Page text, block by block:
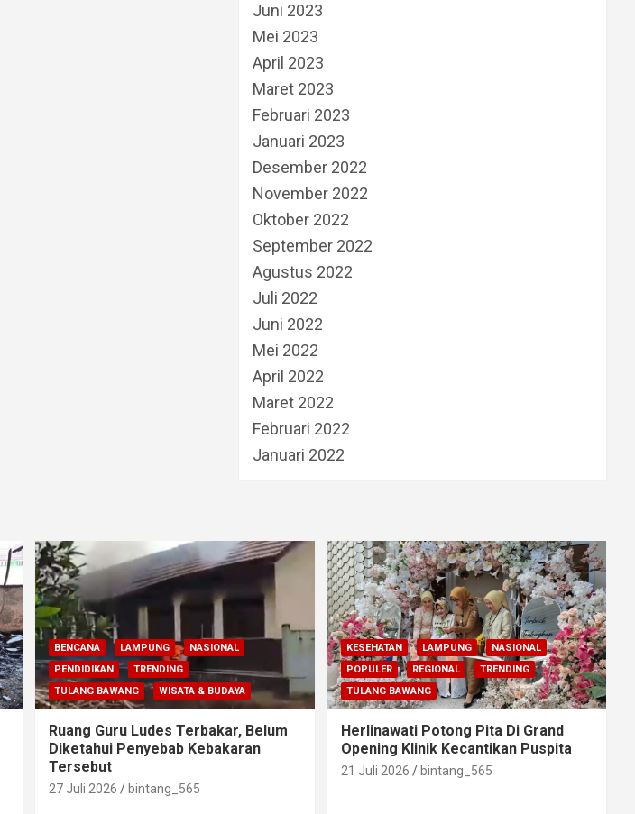
Juni 2023
Mei 2023
April 2023
Maret 2023
Februari 2023
Januari 2023
Desember 2022
November 2022
Oktober 2022
September 2022
Agustus 2022
Juli 2022
Juni 2022
Mei 2022
April 2022
Maret 2022
Februari 2022
Januari 2022
BENCANA LAMPUNG
NASIONAL
PENDIDIKAN
TRENDING
TULANG BAWANG
WISATA & BUDAYA
Ruang Guru Ludes Terbakar, Belum
Diketahui Penyebab Kebakaran
Tersebut
27 Juli 2026 bintang_565
KESEHATAN LAMPUNG
NASIONAL
POPULER
REGIONAL
TRENDING
TULANG BAWANG
Herlinawati Potong Pita Di Grand
Opening Klinik Kecantikan Puspita
21 Juli 2026 bintang_565